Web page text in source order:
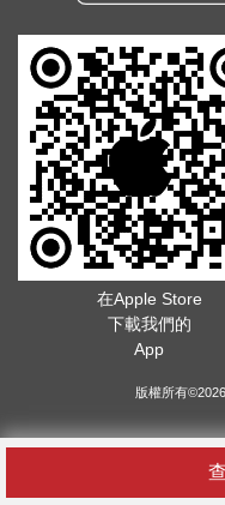
在Apple Store
下載我們的
App
版權所有